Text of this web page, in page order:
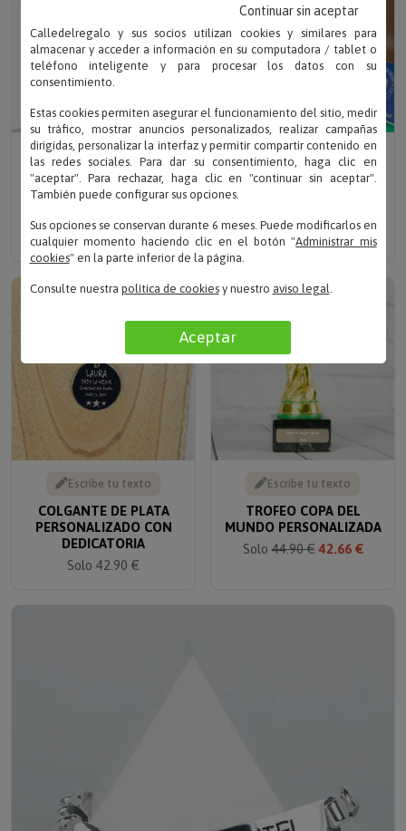
Escribe tu texto
LLAVERO DE PLATA
GRABADO PARA
Solo 39.90 €
Escribe tu texto
KIT NAVIDAD 'JUEGO EN
Solo39.95 € 35.96 €
Escribe tu texto
COLGANTE DE PLATA
PERSONALIZADO CON
DEDICATORIA
Solo 42.90 €
5% descuento
Escribe tu texto
TROFEO COPA DEL
MUNDO PERSONALIZADA
Solo44.90 € 42.66 €
Calledelregalo y sus socios utilizan cookies y similares para
almacenar y acceder a información en su computadora / tablet o
teléfono inteligente y para procesar los datos con su
consentimiento.
Estas cookies permiten asegurar el funcionamiento del sitio, medir
su tráfico, mostrar anuncios personalizados, realizar campañas
dirigidas, personalizar la interfaz y permitir compartir contenido en
las redes sociales. Para dar su consentimiento, haga clic en
"aceptar". Para rechazar, haga clic en "continuar sin aceptar".
También puede configurar sus opciones.
Sus opciones se conservan durante 6 meses. Puede modificarlos en
cualquier momento haciendo clic en el botón "Administrar mis
cookies" en la parte inferior de la página.
Consulte nuestra política de cookiesy nuestro aviso legal.
Aceptar
Continuar sin aceptar